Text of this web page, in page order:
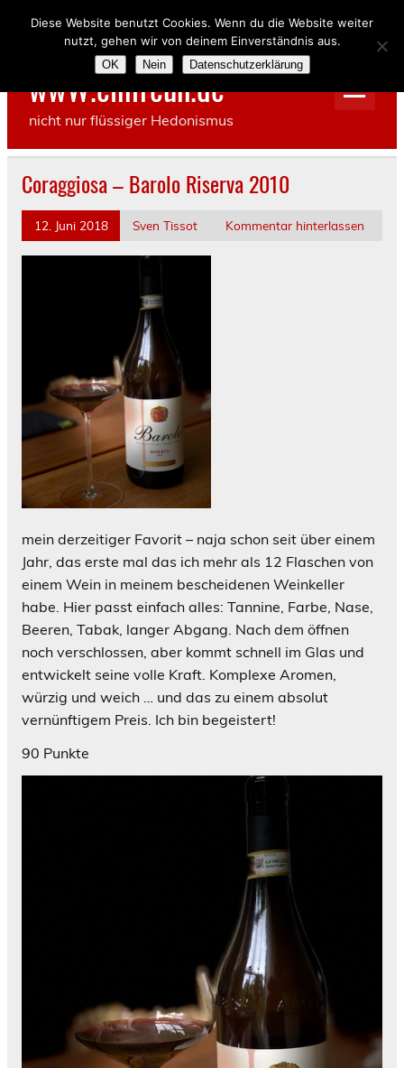
wwW.einfreun.de
nicht nur flüssiger Hedonismus
Coraggiosa – Barolo Riserva 2010
12. Juni 2018 Sven Tissot Kommentar hinterlassen
mein derzeitiger Favorit – naja schon seit über einem
Jahr, das erste mal das ich mehr als 12 Flaschen von
einem Wein in meinem bescheidenen Weinkeller
habe. Hier passt einfach alles: Tannine, Farbe, Nase,
Beeren, Tabak, langer Abgang. Nach dem öffnen
noch verschlossen, aber kommt schnell im Glas und
entwickelt seine volle Kraft. Komplexe Aromen,
würzig und weich … und das zu einem absolut
vernünftigem Preis. Ich bin begeistert!
90 Punkte
Diese Website benutzt Cookies. Wenn du die Website weiter
nutzt, gehen wir von deinem Einverständnis aus.
OK Nein Datenschutzerklärung